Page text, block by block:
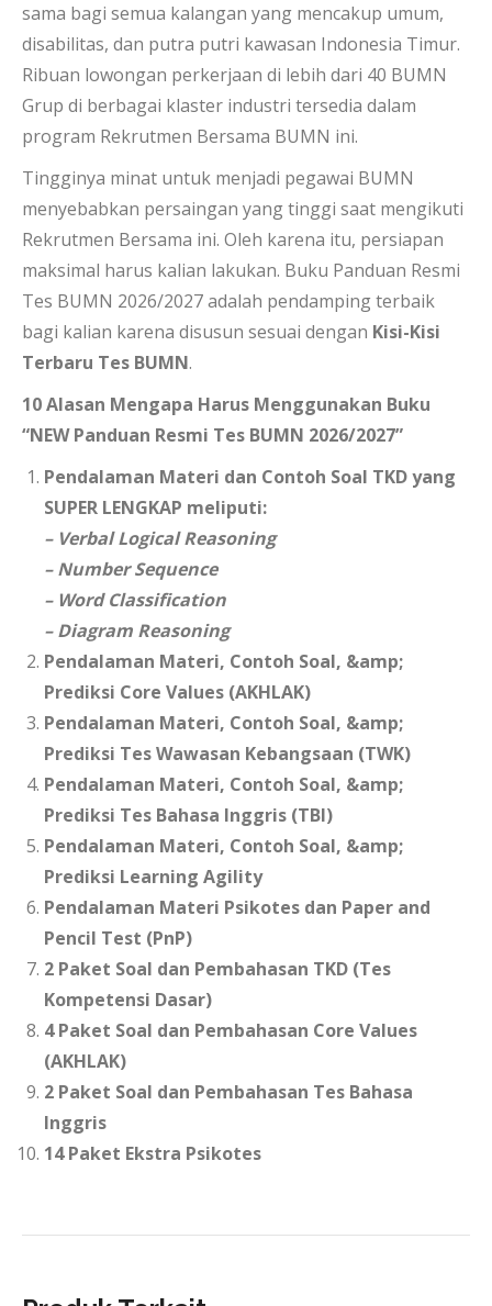
sama bagi semua kalangan yang mencakup umum,
disabilitas, dan putra putri kawasan Indonesia Timur.
Ribuan lowongan perkerjaan di lebih dari 40 BUMN
Grup di berbagai klaster industri tersedia dalam
program Rekrutmen Bersama BUMN ini.
Tingginya minat untuk menjadi pegawai BUMN
menyebabkan persaingan yang tinggi saat mengikuti
Rekrutmen Bersama ini. Oleh karena itu, persiapan
maksimal harus kalian lakukan. Buku Panduan Resmi
Tes BUMN 2026/2027 adalah pendamping terbaik
bagi kalian karena disusun sesuai dengan Kisi-Kisi
Terbaru Tes BUMN.
10 Alasan Mengapa Harus Menggunakan Buku
“NEW Panduan Resmi Tes BUMN 2026/2027”
Pendalaman Materi dan Contoh Soal TKD yang
SUPER LENGKAP meliputi:
– Verbal Logical Reasoning
– Number Sequence
– Word Classification
– Diagram Reasoning
Pendalaman Materi, Contoh Soal, &amp;
Prediksi Core Values (AKHLAK)
Pendalaman Materi, Contoh Soal, &amp;
Prediksi Tes Wawasan Kebangsaan (TWK)
Pendalaman Materi, Contoh Soal, &amp;
Prediksi Tes Bahasa Inggris (TBI)
Pendalaman Materi, Contoh Soal, &amp;
Prediksi Learning Agility
Pendalaman Materi Psikotes dan Paper and
Pencil Test (PnP)
2 Paket Soal dan Pembahasan TKD (Tes
Kompetensi Dasar)
4 Paket Soal dan Pembahasan Core Values
(AKHLAK)
2 Paket Soal dan Pembahasan Tes Bahasa
Inggris
14 Paket Ekstra Psikotes